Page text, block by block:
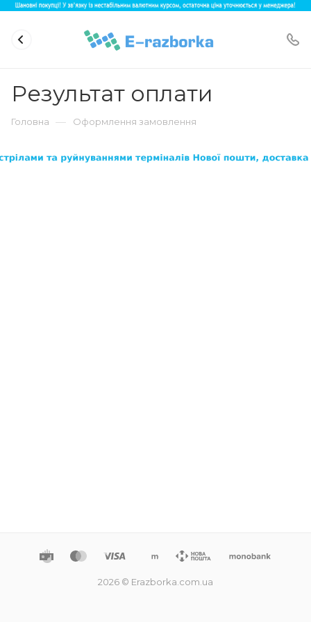
Результат оплати
Головна — Оформлення замовлення
2026 © Erazborka.com.ua